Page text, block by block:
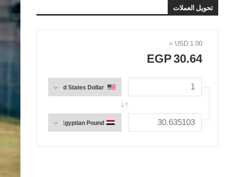
تحويل العملات
1.00
USD
=
30.64
EGP